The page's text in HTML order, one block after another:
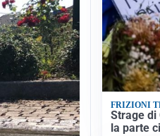
FRIZIONI
Strage di
la parte